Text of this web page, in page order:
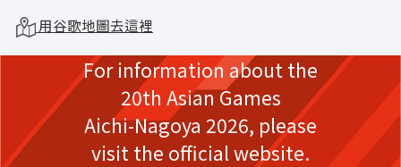
用谷歌地圖去這裡
For information about the
20th Asian Games
Aichi-Nagoya 2026, please
visit the official website.